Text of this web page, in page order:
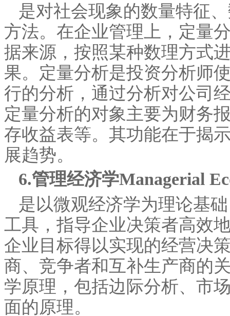
是对社会现象的数量特征
方法。在企业管理上，定量
据来源，按照某种数理方式
果。定量分析是投资分析师
行的分析，通过分析对公司
定量分析的对象主要为财务
存收益表等。其功能在于揭
展趋势。
6.管理经济学Managerial
是以微观经济学为理论基
工具，指导企业决策者高效
企业目标得以实现的经营决
商、竞争者和互补生产商的
学原理，包括边际分析、市
面的原理。